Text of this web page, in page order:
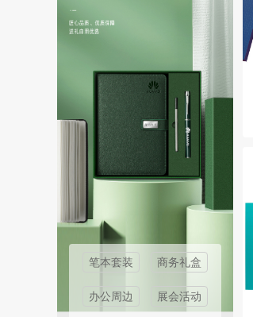
笔本套装 商务礼盒
办公周边 展会活动